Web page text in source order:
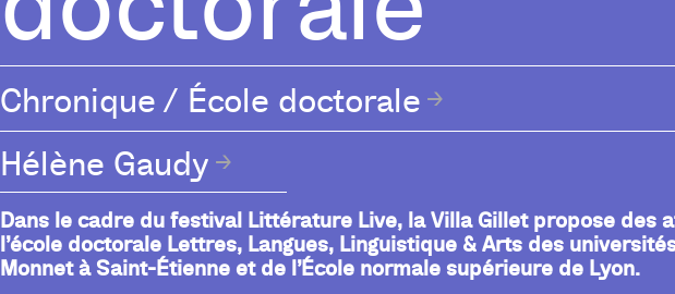
Chronique / École doctorale
Hélène Gaudy
Dans le cadre du festival Littérature Live, la Villa Gillet propose des
l’école doctorale Lettres, Langues, Linguistique & Arts des
Monnet à Saint-Étienne et de l’École normale supérieure de Lyon.